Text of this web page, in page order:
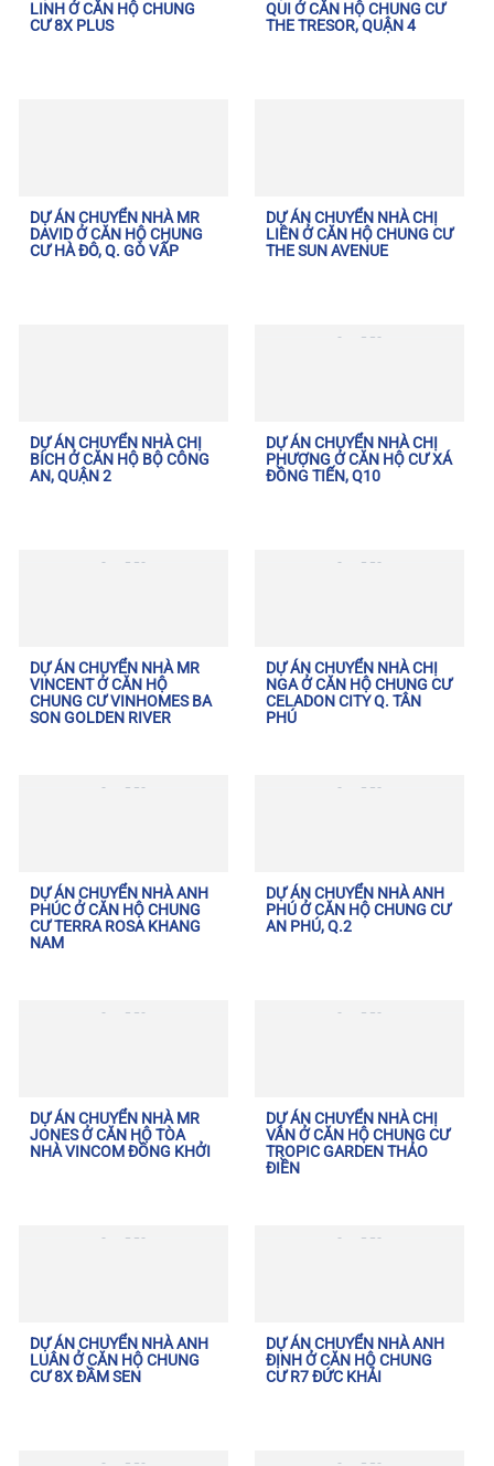
LINH Ở CĂN HỘ CHUNG
CƯ 8X PLUS
QUI Ở CĂN HỘ CHUNG CƯ
THE TRESOR, QUẬN 4
DỰ ÁN CHUYỂN NHÀ MR
DAVID Ở CĂN HỘ CHUNG
CƯ HÀ ĐÔ, Q. GÒ VẤP
DỰ ÁN CHUYỂN NHÀ CHỊ
LIÊN Ở CĂN HỘ CHUNG CƯ
THE SUN AVENUE
DỰ ÁN CHUYỂN NHÀ CHỊ
BÍCH Ở CĂN HỘ BỘ CÔNG
AN, QUẬN 2
DỰ ÁN CHUYỂN NHÀ CHỊ
PHƯỢNG Ở CĂN HỘ CƯ XÁ
ĐỒNG TIẾN, Q10
DỰ ÁN CHUYỂN NHÀ MR
VINCENT Ở CĂN HỘ
CHUNG CƯ VINHOMES BA
SON GOLDEN RIVER
DỰ ÁN CHUYỂN NHÀ CHỊ
NGA Ở CĂN HỘ CHUNG CƯ
CELADON CITY Q. TÂN
PHÚ
DỰ ÁN CHUYỂN NHÀ ANH
PHÚC Ở CĂN HỘ CHUNG
CƯ TERRA ROSA KHANG
NAM
DỰ ÁN CHUYỂN NHÀ ANH
PHÚ Ở CĂN HỘ CHUNG CƯ
AN PHÚ, Q.2
DỰ ÁN CHUYỂN NHÀ MR
JONES Ở CĂN HỘ TÒA
NHÀ VINCOM ĐỒNG KHỞI
DỰ ÁN CHUYỂN NHÀ CHỊ
VÂN Ở CĂN HỘ CHUNG CƯ
TROPIC GARDEN THẢO
ĐIỀN
DỰ ÁN CHUYỂN NHÀ ANH
LUÂN Ở CĂN HỘ CHUNG
CƯ 8X ĐẦM SEN
DỰ ÁN CHUYỂN NHÀ ANH
ĐỊNH Ở CĂN HỘ CHUNG
CƯ R7 ĐỨC KHẢI